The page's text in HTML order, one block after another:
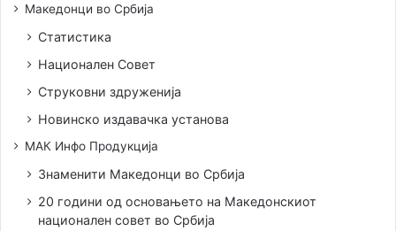
Македонци во Србија
Статистика
Национален Совет
Струковни здруженија
Новинско издавачка установа
МАК Инфо Продукција
Знаменити Македонци во Србија
20 години од основањето на Македонскиот
национален совет во Србија